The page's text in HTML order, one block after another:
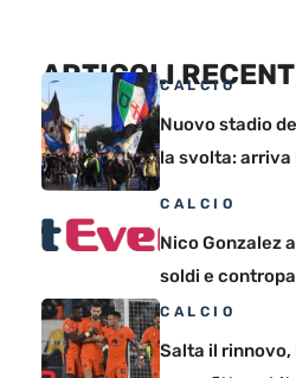
ARTICOLICALCIO
Nuovo stadio
la svolta: arriva
CALCIO
Nico Gonzalez
soldi e
CALCIO
Salta il rinnovo,